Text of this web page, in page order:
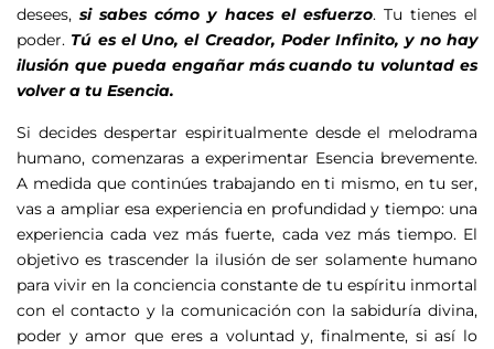
desees,si sabes cómo y haces el esfuerzo. Tu tienes el
poder. Tú es el Uno, el Creador, Poder Infinito, y no hay
ilusión que pueda engañar más cuando tu voluntad es
volver a tu Esencia.
Si decides despertar espiritualmente desde el melodrama
humano, comenzaras a experimentar Esencia brevemente.
A medida que continúes trabajando en ti mismo, en tu ser,
vas a ampliar esa experiencia en profundidad y tiempo: una
experiencia cada vez más fuerte, cada vez más tiempo. El
objetivo es trascender la ilusión de ser solamente humano
para vivir en la conciencia constante de tu espíritu inmortal
con el contacto y la comunicación con la sabiduría divina,
poder y amor que eres a voluntad y, finalmente, si así lo